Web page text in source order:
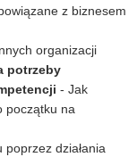
z biznesem
organizacji
potrzeby
- Jak
początku na
działania